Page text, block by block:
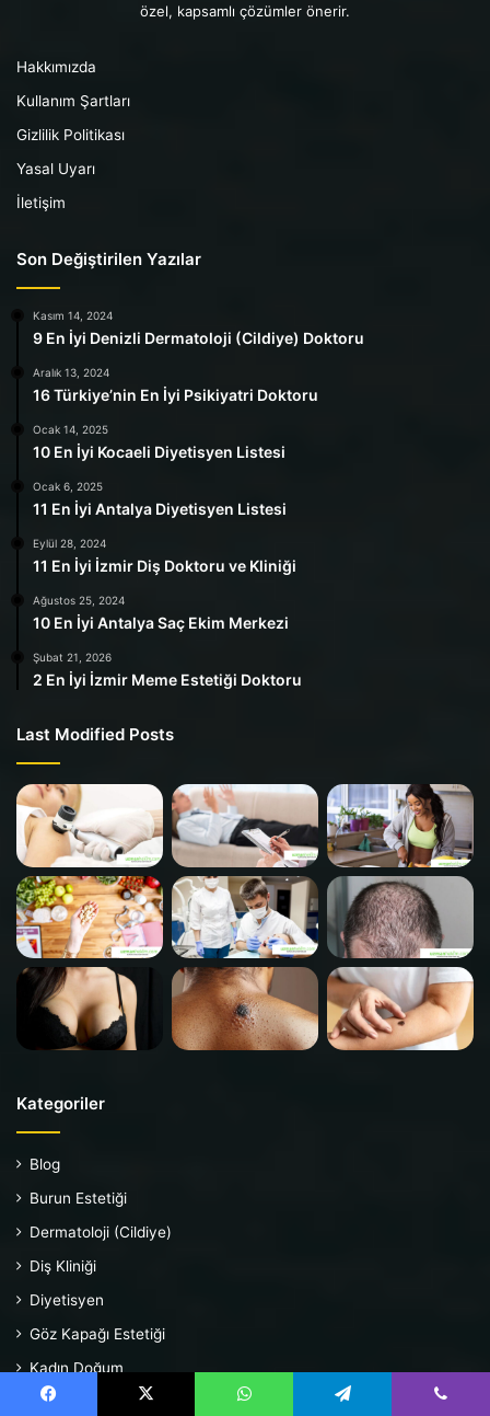
özel, kapsamlı çözümler önerir.
Hakkımızda
Kullanım Şartları
Gizlilik Politikası
Yasal Uyarı
İletişim
Son Değiştirilen Yazılar
Kasım 14, 2024
9 En İyi Denizli Dermatoloji (Cildiye) Doktoru
Aralık 13, 2024
16 Türkiye’nin En İyi Psikiyatri Doktoru
Ocak 14, 2025
10 En İyi Kocaeli Diyetisyen Listesi
Ocak 6, 2025
11 En İyi Antalya Diyetisyen Listesi
Eylül 28, 2024
11 En İyi İzmir Diş Doktoru ve Kliniği
Ağustos 25, 2024
10 En İyi Antalya Saç Ekim Merkezi
Şubat 21, 2026
2 En İyi İzmir Meme Estetiği Doktoru
Last Modified Posts
Kategoriler
Blog
Burun Estetiği
Dermatoloji (Cildiye)
Diş Kliniği
Diyetisyen
Göz Kapağı Estetiği
Kadın Doğum
Kulak Burun Boğaz (KBB)